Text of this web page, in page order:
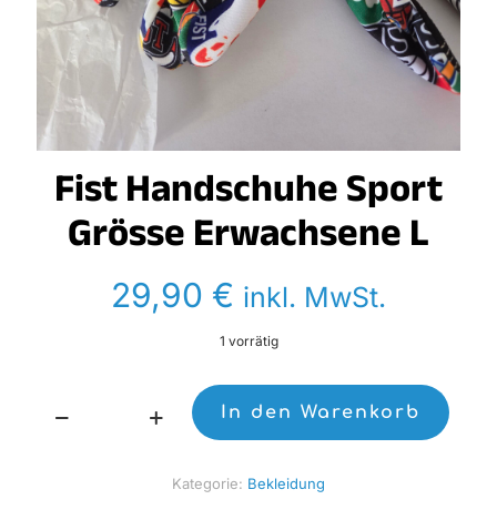
Fist Handschuhe Sport
Grösse Erwachsene L
29,90 € inkl. MwSt.
1 vorrätig
Fist
In den Warenkorb
Kategorie: Bekleidung